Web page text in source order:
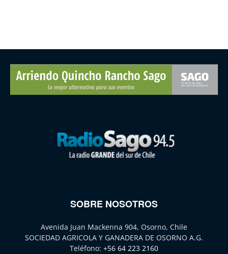
SOBRE NOSOTROS
Avenida Juan Mackenna 904, Osorno, Chile
SOCIEDAD AGRICOLA Y GANADERA DE OSORNO A.G.
Teléfono: +56 64 223 2160